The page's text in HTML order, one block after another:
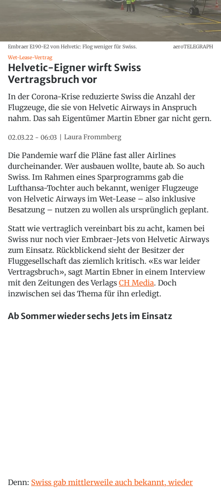
Embraer E190-E2 von Helvetic: Flog weniger für Swiss.
aeroTELEGRAPH
Wet-Lease-Vertrag
Helvetic-Eigner wirft Swiss
Vertragsbruch vor
In der Corona-Krise reduzierte Swiss die Anzahl der
Flugzeuge, die sie von Helvetic Airways in Anspruch
nahm. Das sah Eigentümer Martin Ebner gar nicht gern.
02.03.22 - 06:03 Laura Frommberg
Die Pandemie warf die Pläne fast aller Airlines
durcheinander. Wer ausbauen wollte, baute ab. So auch
Swiss. Im Rahmen eines Sparprogramms gab die
Lufthansa-Tochter auch bekannt, weniger Flugzeuge
von Helvetic Airways im Wet-Lease – also inklusive
Besatzung – nutzen zu wollen als ursprünglich geplant.
Statt wie vertraglich vereinbart bis zu acht, kamen bei
Swiss nur noch vier Embraer-Jets von Helvetic Airways
zum Einsatz. Rückblickend sieht der Besitzer der
Fluggesellschaft das ziemlich kritisch. «Es war leider
Vertragsbruch», sagt Martin Ebner in einem Interview
mit den Zeitungen des Verlags CH Media. Doch
inzwischen sei das Thema für ihn erledigt.
Ab Sommer wieder sechs Jets im Einsatz
Denn: Swiss gab mittlerweile auch bekannt, wieder